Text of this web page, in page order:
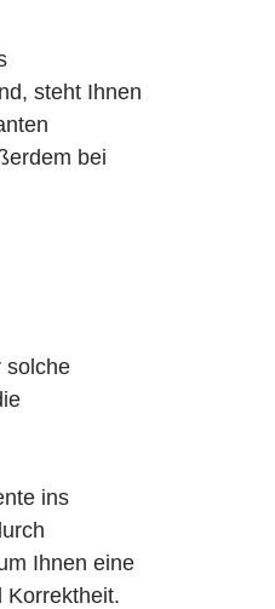
steht Ihnen
bei
solche
ins
Ihnen eine
Korrektheit.